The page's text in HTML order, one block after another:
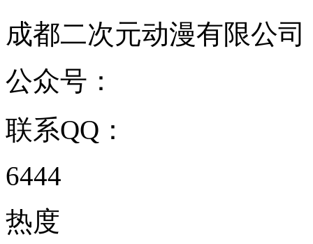
成都二次元动漫有限公司
公众号：
联系QQ：
6444
热度